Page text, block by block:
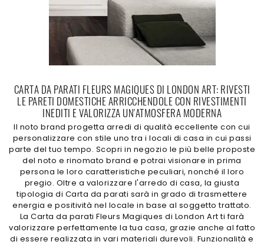
CARTA DA PARATI FLEURS MAGIQUES DI LONDON ART: RIVESTI
LE PARETI DOMESTICHE ARRICCHENDOLE CON RIVESTIMENTI
INEDITI E VALORIZZA UN'ATMOSFERA MODERNA
Il noto brand progetta arredi di qualità eccellente con cui
personalizzare con stile uno tra i locali di casa in cui passi
parte del tuo tempo. Scopri in negozio le più belle proposte
del noto e rinomato brand e potrai visionare in prima
persona le loro caratteristiche peculiari, nonché il loro
pregio. Oltre a valorizzare l'arredo di casa, la giusta
tipologia di Carta da parati sarà in grado di trasmettere
energia e positività nel locale in base al soggetto trattato.
La Carta da parati Fleurs Magiques di London Art ti farà
valorizzare perfettamente la tua casa, grazie anche al fatto
di essere realizzata in vari materiali durevoli. Funzionalità e